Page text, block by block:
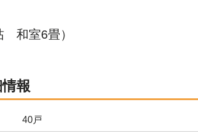
和室6畳）
報
40戸